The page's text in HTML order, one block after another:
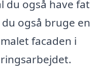
du også have fat
også bruge en
facaden i